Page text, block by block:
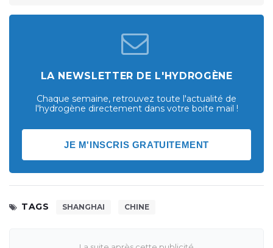
LA NEWSLETTER DE L'HYDROGÈNE
Chaque semaine, retrouvez toute l'actualité de
l'hydrogène directement dans votre boite mail !
JE M'INSCRIS GRATUITEMENT
TAGS SHANGHAI CHINE